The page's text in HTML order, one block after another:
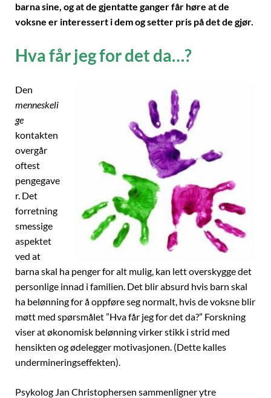
barna sine, og at de gjentatte ganger får høre at de
voksne er interessert i dem og setter pris på det de gjør.
Hva får jeg for det da…?
Den
menneskeli
ge
kontakten
overgår
oftest
pengegave
r. Det
forretning
smessige
aspektet
ved at
barna skal ha penger for alt mulig, kan lett overskygge det
personlige innad i familien. Det blir absurd hvis barn skal
ha belønning for å oppføre seg normalt, hvis de voksne blir
møtt med spørsmålet ”Hva får jeg for det da?” Forskning
viser at økonomisk belønning virker stikk i strid med
hensikten og ødelegger motivasjonen. (Dette kalles
undermineringseffekten).
Psykolog Jan Christophersen sammenligner ytre